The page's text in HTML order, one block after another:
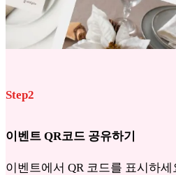
Step2
이벤트 QR코드 공유하기
이벤트에서 QR 코드를 표시하